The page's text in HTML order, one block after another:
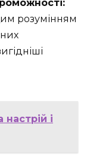
розумінням
і